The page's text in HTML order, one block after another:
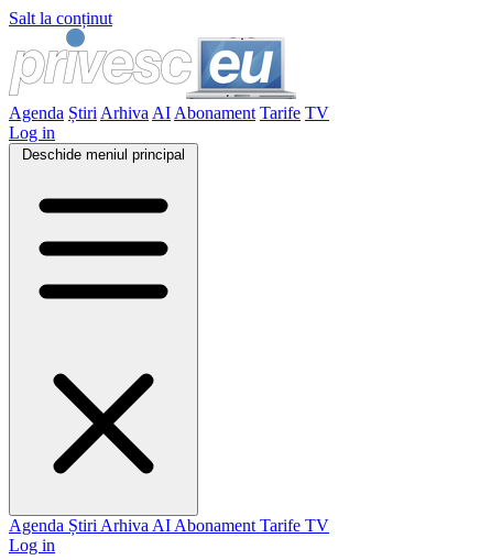
Salt la conținut
Agenda Știri Arhiva AI Abonament Tarife TV
Log in
Deschide meniul principal
Agenda Știri Arhiva AI Abonament Tarife TV
Log in